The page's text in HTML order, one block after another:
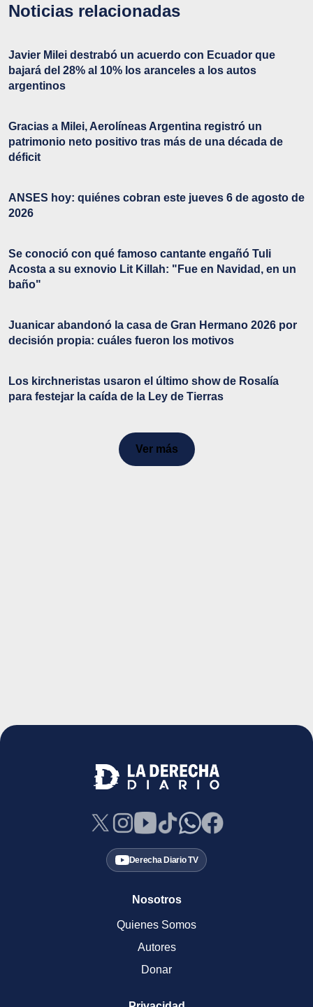
Noticias relacionadas
Javier Milei destrabó un acuerdo con Ecuador que
bajará del 28% al 10% los aranceles a los autos
argentinos
Gracias a Milei, Aerolíneas Argentina registró un
patrimonio neto positivo tras más de una década de
déficit
ANSES hoy: quiénes cobran este jueves 6 de agosto de
2026
Se conoció con qué famoso cantante engañó Tuli
Acosta a su exnovio Lit Killah: "Fue en Navidad, en un
baño"
Juanicar abandonó la casa de Gran Hermano 2026 por
decisión propia: cuáles fueron los motivos
Los kirchneristas usaron el último show de Rosalía
para festejar la caída de la Ley de Tierras
Ver más
Derecha Diario TV
Nosotros
Quienes Somos
Autores
Donar